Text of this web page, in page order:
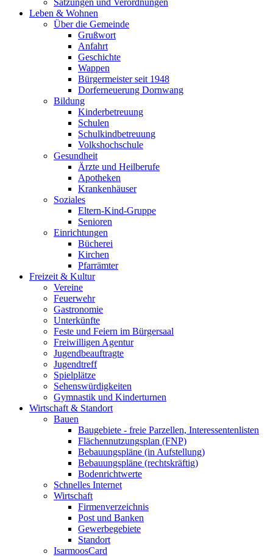
Satzungen und Verordnungen
Leben & Wohnen
Über die Gemeinde
Grußwort
Anfahrt
Geschichte
Wappen
Bürgermeister seit 1948
Dorferneuerung Dornwang
Bildung
Kinderbetreuung
Schulen
Schulkindbetreuung
Volkshochschule
Gesundheit
Ärzte und Heilberufe
Apotheken
Krankenhäuser
Soziales
Eltern-Kind-Gruppe
Senioren
Einrichtungen
Bücherei
Kirchen
Pfarrämter
Freizeit & Kultur
Vereine
Feuerwehr
Gastronomie
Unterkünfte
Feste und Feiern im Bürgersaal
Freiwilligen Agentur
Jugendbeauftragte
Jugendtreff
Spielplätze
Sehenswürdigkeiten
Gymnastik und Kinderturnen
Wirtschaft & Standort
Bauen
Baugebiete - freie Parzellen, Interessentenlisten
Flächennutzungsplan (FNP)
Bebauungspläne (in Aufstellung)
Bebauungspläne (rechtskräftig)
Bodenrichtwerte
Schnelles Internet
Wirtschaft
Firmenverzeichnis
Post und Banken
Gewerbegebiete
Standort
IsarmoosCard